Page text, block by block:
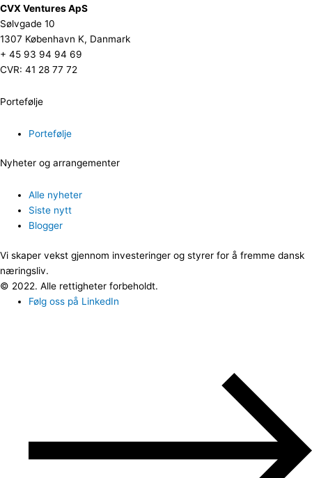
CVX Ventures ApS
Sølvgade 10
1307 København K, Danmark
+ 45 93 94 94 69
CVR: 41 28 77 72
Portefølje
Portefølje
Nyheter og arrangementer
Alle nyheter
Siste nytt
Blogger
Vi skaper vekst gjennom investeringer og styrer for å fremme dansk
næringsliv.
© 2022. Alle rettigheter forbeholdt.
Følg oss på LinkedIn